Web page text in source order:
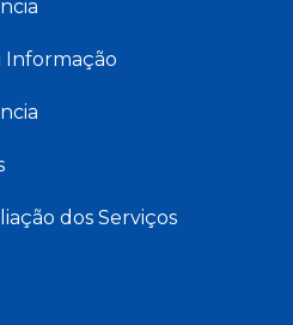
Informação
dos Serviços